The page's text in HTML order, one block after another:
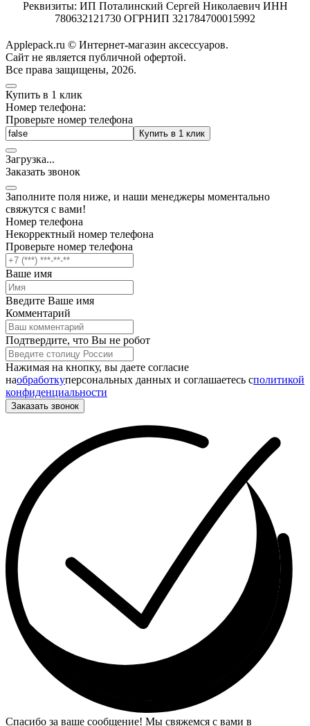
Реквизиты: ИП Поталинский Сергей Николаевич ИНН
780632121730 ОГРНИП 321784700015992
Applepack.ru © Интернет-магазин аксессуаров.
Cайт не является публичной офертой.
Все права защищены, 2026.
Купить в 1 клик
Номер телефона:
Проверьте номер телефона
Купить в 1 клик
Загрузка...
Заказать звонок
Заполните поля ниже, и наши менеджеры моментально
свяжутся с вами!
Номер телефона
Некорректный номер телефона
Проверьте номер телефона
Ваше имя
Введите Ваше имя
Комментарий
Подтвердите, что Вы не робот
Нажимая на кнопку, вы даете согласие
наобработкуперсональных данных и соглашаетесь cполитикой
конфиденциальности
Заказать звонок
Спасибо за ваше сообщение! Мы свяжемся с вами в